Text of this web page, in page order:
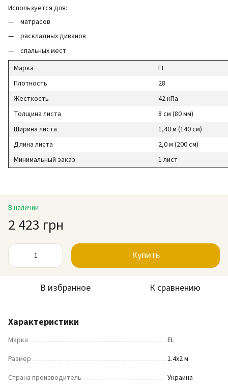
Используется для:
матрасов
раскладных диванов
спальных мест
Марка
EL
Плотность
28
Жесткость
42 кПа
Толщина листа
8 см (80 мм)
Ширина листа
1,40 м (140 см)
Длина листа
2,0 м (200 см)
Минимальный заказ
1 лист
В наличии
2 423 грн
Купить
В избранное К сравнению
Характеристики
Марка
EL
Размер
1.4х2 м
Страна производитель
Украина